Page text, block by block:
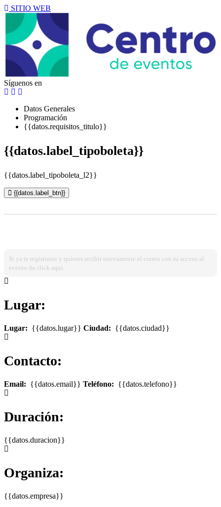
SITIO WEB
Síguenos en
Datos Generales
Programación
{{datos.requisitos_titulo}}
{{datos.label_tipoboleta}}
{{datos.label_tipoboleta_l2}}
{{datos.label_btn}}
Si ya te registraste y quieres recibir nuevamente el correo con tu acceso al
evento da click aqui.
Lugar:
Lugar: {{datos.lugar}} Ciudad: {{datos.ciudad}}
Contacto:
Email: {{datos.email}} Teléfono: {{datos.telefono}}
Duración:
{{datos.duracion}}
Organiza:
{{datos.empresa}}